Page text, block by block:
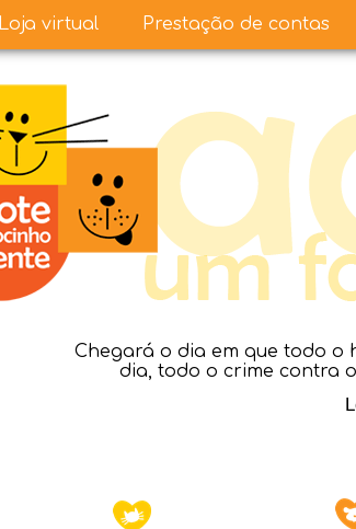
Chegará o dia em que todo o
dia, todo o crime contra
Loja virtual Prestação de contas